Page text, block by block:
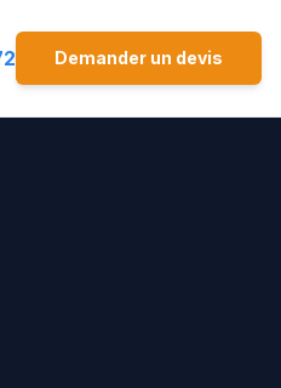
Demander un devis